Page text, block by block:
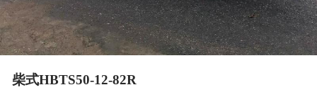
柴式HBTS50-12-82R